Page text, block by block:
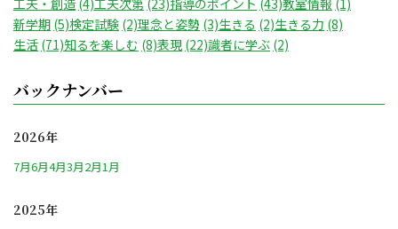
新学期 (5)検定試験 (2)理念と姿勢 (3)生きる (2)生きる力 (8)
生活 (71)知るを楽しむ (8)表現 (22)識者に学ぶ (2)
バックナンバー
2026年
7月6月4月3月2月1月
2025年